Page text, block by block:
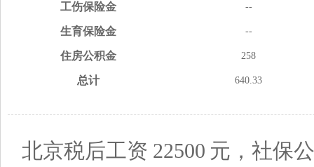
工伤保险金 --
生育保险金 --
住房公积金 258
总计 640.33
北京税后工资 22500 元，社保